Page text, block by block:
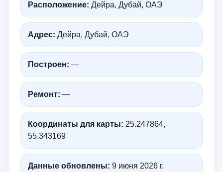
Расположение: Дейра, Дубай, ОАЭ
Адрес: Дейра, Дубай, ОАЭ
Построен: —
Ремонт: —
Координаты для карты: 25.247864,
55.343169
Данные обновлены: 9 июня 2026 г.